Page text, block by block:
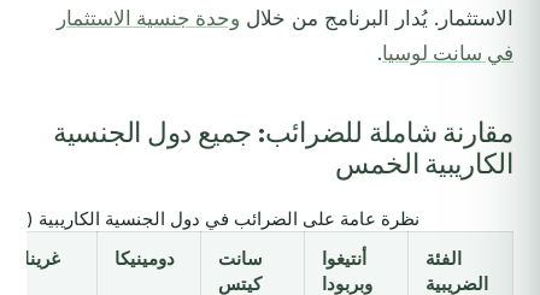
الاستثمار. يُدار البرنامج من خلال وحدة جنسية الاستثمار
في سانت لوسيا.
مقارنة شاملة للضرائب: جميع دول الجنسية
الكاريبية الخمس
نظرة عامة على الضرائب في دول الجنسية الكاريبية (2026)
الفئة
الضريبية
أنتيغوا
وبربودا
سانت
كيتس
دومينيكا غرينادا